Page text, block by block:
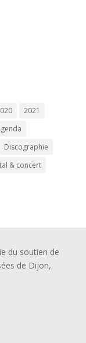
2021
Discographie
& concert
du soutien de
de Dijon,